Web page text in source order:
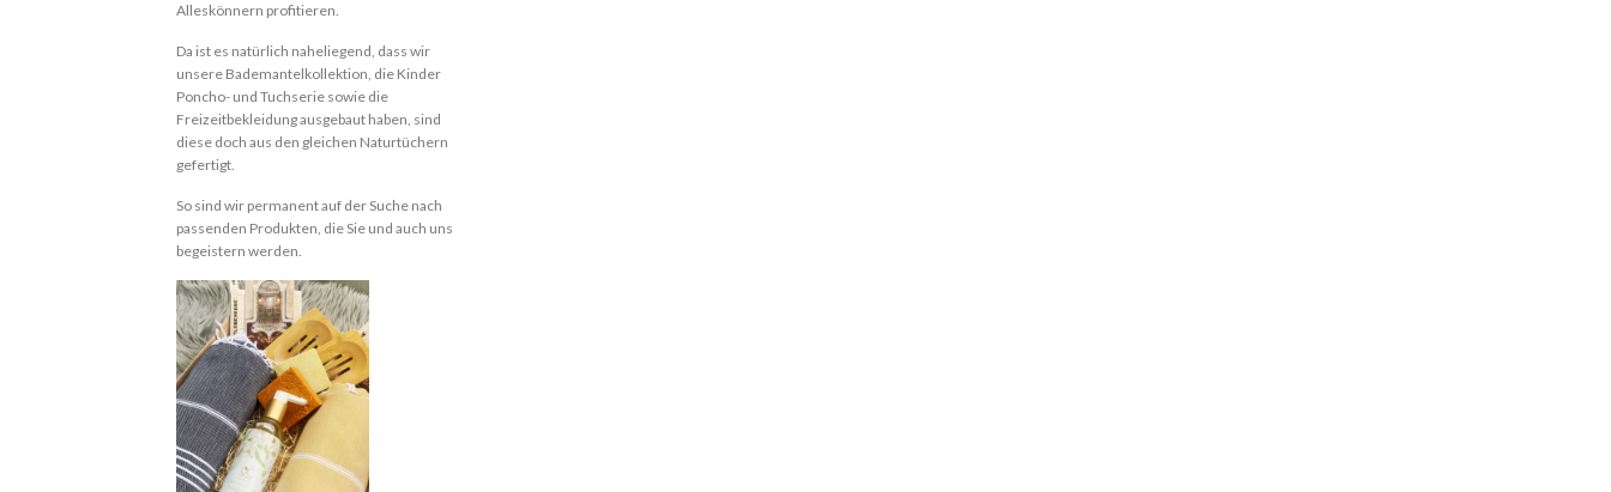
Alleskönnern profitieren.
Da ist es natürlich naheliegend, dass wir
unsere Bademantelkollektion, die Kinder
Poncho- und Tuchserie sowie die
Freizeitbekleidung ausgebaut haben, sind
diese doch aus den gleichen Naturtüchern
gefertigt.
So sind wir permanent auf der Suche nach
passenden Produkten, die Sie und auch uns
begeistern werden.